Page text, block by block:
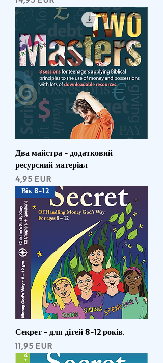
Два майстра - додатковий
ресурсний матеріал
Ціна
4,95 EUR
Вік 8-12
Секрет - для дітей 8-12 років.
Ціна
11,95 EUR